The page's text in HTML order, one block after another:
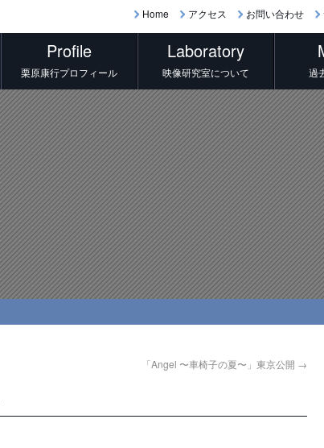
Home アクセス お問い合わせ
Profile
栗原康行プロフィール
Laboratory
映像研究室について 過
「Angel 〜車椅子の夏〜」東京公開 →